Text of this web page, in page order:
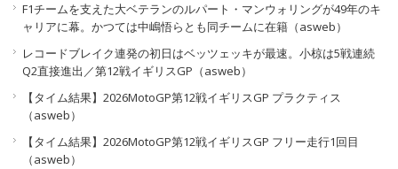
F1チームを支えた大ベテランのルパート・マンウォリングが49年のキ
ャリアに幕。かつては中嶋悟らとも同チームに在籍（asweb）
レコードブレイク連発の初日はベッツェッキが最速。小椋は5戦連続
Q2直接進出／第12戦イギリスGP（asweb）
【タイム結果】2026MotoGP第12戦イギリスGP プラクティス
（asweb）
【タイム結果】2026MotoGP第12戦イギリスGP フリー走行1回目
（asweb）